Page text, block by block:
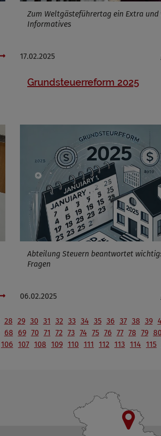
Zum Weltgästeführertag ein Extra und
Informatives
17.02.2025
Grundsteuerreform 2025
Abteilung Steuern beantwortet
Fragen
06.02.2025
28 29 30 31 32 33 34 35 36 37 38 39
68 69 70 71 72 73 74 75 76 77 78 79 80
106 107 108 109 110 111 112 113 114 115